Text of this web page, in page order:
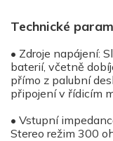
Technické
• Zdroje napájení:
baterií, včetně
přímo z palubní
připojení v řídicím
• Vstupní
Stereo režim 300